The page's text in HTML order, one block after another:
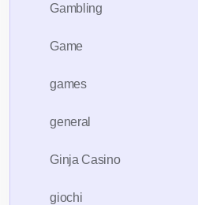
Gambling
Game
games
general
Ginja Casino
giochi